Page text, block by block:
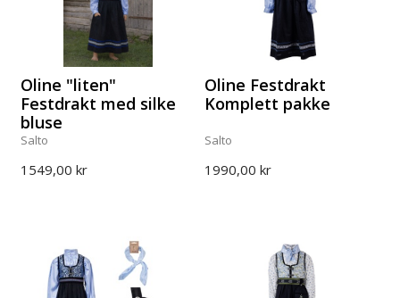
Oline "liten"
Festdrakt med silke
bluse
Salto
1549,00 kr
Oline Festdrakt
Komplett pakke
Salto
1990,00 kr